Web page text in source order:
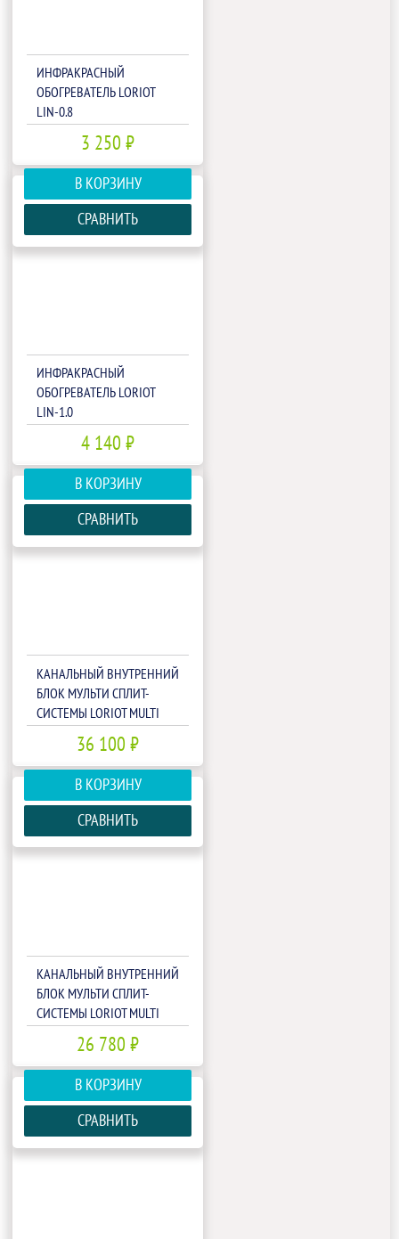
ИНФРАКРАСНЫЙ
ОБОГРЕВАТЕЛЬ LORIOT
LIN-0.8
3 250 ₽
В КОРЗИНУ
СРАВНИТЬ
ИНФРАКРАСНЫЙ
ОБОГРЕВАТЕЛЬ LORIOT
LIN-1.0
4 140 ₽
В КОРЗИНУ
СРАВНИТЬ
КАНАЛЬНЫЙ ВНУТРЕННИЙ
БЛОК МУЛЬТИ СПЛИТ-
СИСТЕМЫ LORIOT MULTI
36 100 ₽
В КОРЗИНУ
СРАВНИТЬ
КАНАЛЬНЫЙ ВНУТРЕННИЙ
БЛОК МУЛЬТИ СПЛИТ-
СИСТЕМЫ LORIOT MULTI
MATCH LAC-09ADIM
26 780 ₽
В КОРЗИНУ
СРАВНИТЬ